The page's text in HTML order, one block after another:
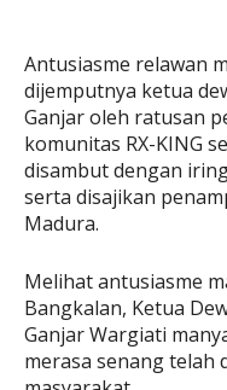
Antusiasme relawan
dijemputnya ketua
Ganjar oleh ratusan
komunitas RX-KING
disambut dengan
serta disajikan
Madura.
Melihat antusiasme
Bangkalan, Ketua
Ganjar Wargiati
merasa senang telah